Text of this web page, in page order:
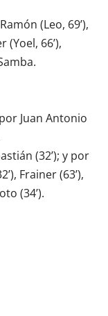
(Leo, 69’),
(Yoel, 66’),
Juan Antonio
(32’); y por
Frainer (63’),
(34’).